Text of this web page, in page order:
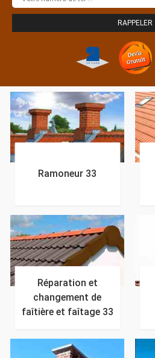
Ramoneur 33
Réparation et
changement de
faîtière et faîtage 33